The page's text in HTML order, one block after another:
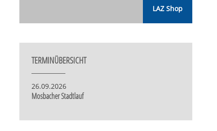
LAZ Shop
TERMINÜBERSICHT
26.09.2026
Mosbacher Stadtlauf